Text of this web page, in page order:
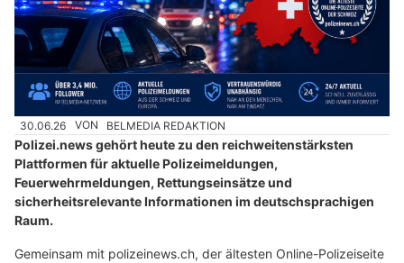
30.06.26 VON BELMEDIA REDAKTION
Polizei.news gehört heute zu den reichweitenstärksten
Plattformen für aktuelle Polizeimeldungen,
Feuerwehrmeldungen, Rettungseinsätze und
sicherheitsrelevante Informationen im deutschsprachigen
Raum.
Gemeinsam mit polizeinews.ch, der ältesten Online-Polizeiseite